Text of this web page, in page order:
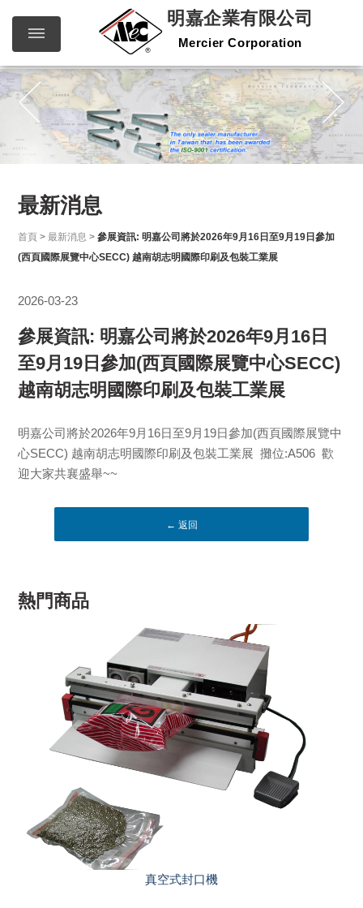
明嘉企
業有限
公司
Mercier
繁體中文 English
最新消息
首頁 >最新消息 >參展資訊: 明嘉公司將於2026年9月16日至9月19日參加
(西頁國際展覽中心SECC) 越南胡志明國際印刷及包裝工業展
2026-03-23
參展資訊: 明嘉公司將於2026年9月16日
至9月19日參加(西頁國際展覽中心SECC)
越南胡志明國際印刷及包裝工業展
明嘉公司將於2026年9月16日至9月19日參加(西頁國際展覽中
心SECC) 越南胡志明國際印刷及包裝工業展 攤位:A506 歡
迎大家共襄盛舉~~
← 返回
熱門商品
真空式封口機
明嘉企業有限公司
Mercier Corporation